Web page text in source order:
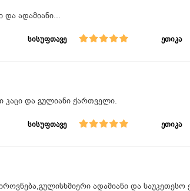
ადამიანი...
სისუფთავე ეთიკა
და გულიანი ქართველი.
სისუფთავე ეთიკა
ადამიანი და საუკეთესო